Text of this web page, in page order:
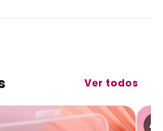
Ver todos